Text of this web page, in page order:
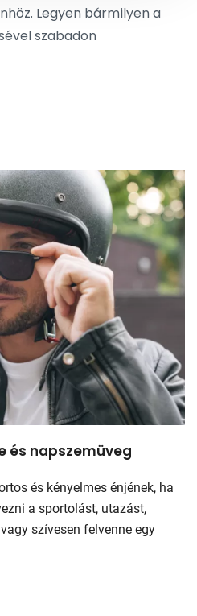
Legyen bármilyen a
szabadon
és napszemüveg
és kényelmes énjének, ha
a sportolást, utazást,
szívesen felvenne egy